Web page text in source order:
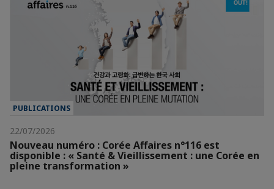
PUBLICATIONS
22/07/2026
Nouveau numéro : Corée Affaires n°116 est
disponible : « Santé & Vieillissement : une Corée en
pleine transformation »